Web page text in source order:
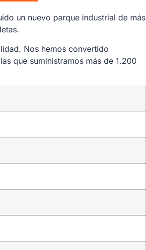
un nuevo parque industrial de más
Nos hemos convertido
que suministramos más de 1.200